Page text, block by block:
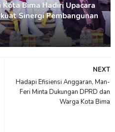
Bima Hadiri Upacara
Sinergi Pembangunan
NEXT
Hadapi Efisiensi Anggaran, Man-
Feri Minta Dukungan DPRD dan
Warga Kota Bima